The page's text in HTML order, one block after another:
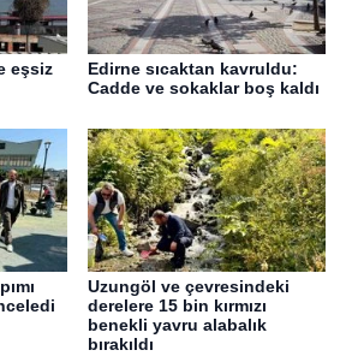
eşsiz
Edirne sıcaktan kavruldu:
Cadde ve sokaklar boş kaldı
Uzungöl ve çevresindeki
derelere 15 bin kırmızı
benekli yavru alabalık
bırakıldı